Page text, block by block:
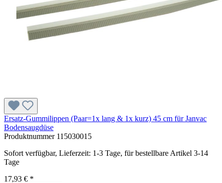
Ersatz-Gummilippen (Paar=1x lang & 1x kurz) 45 cm für Janvac
Bodensaugdüse
Produktnummer 115030015
Sofort verfügbar, Lieferzeit: 1-3 Tage, für bestellbare Artikel 3-14
Tage
17,93 € *